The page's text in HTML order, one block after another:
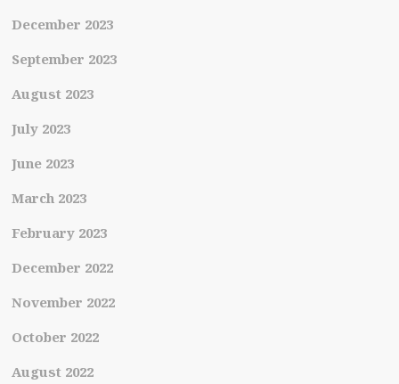
December 2023
September 2023
August 2023
July 2023
June 2023
March 2023
February 2023
December 2022
November 2022
October 2022
August 2022